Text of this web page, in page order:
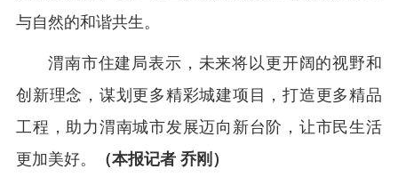
与自然的和谐共生。
渭南市住建局表示，未来将以更开阔的视野和
创新理念，谋划更多精彩城建项目，打造更多精品
工程，助力渭南城市发展迈向新台阶，让市民生活
更加美好。
（本报记者 乔刚）